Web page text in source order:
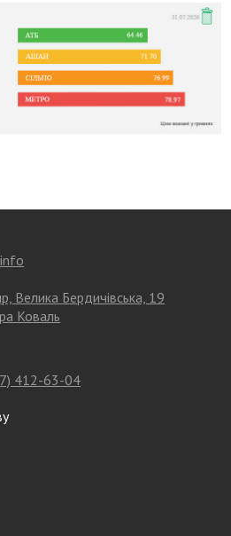
Велика Бердичівська, 19
Коваль
412-63-04